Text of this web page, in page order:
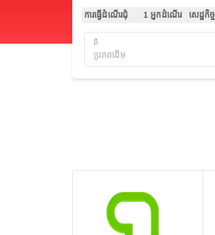
ការធ្វើដំណើរជុំ 1 អ្នកដំណើរ សេដ្ឋកិច្ច
ពី